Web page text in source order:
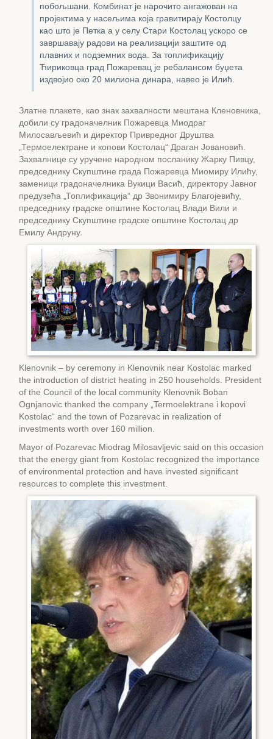
побољшани. Комбинат је нарочито ангажован на
пројектима у насељима која гравитирају Костолцу
као што је Петка а у селу Стари Костолац ускоро се
завршавају радови на реализацији заштите од
плавних и подземних вода. За топлификацију
Ћириковца град Пожаревац је ребалансом буџета
издвојио око 20 милиона динара, навео је Илић.
Златне плакете, као знак захвалности мештана Кленовника,
добили су градоначелник Пожаревца Миодраг
Милосављевић и директор Привредног Друштва
„Термоелектране и копови Костолац“ Драган Јовановић.
Захвалнице су уручене народном посланику Жарку Пивцу,
председнику Скупштине града Пожаревца Миомиру Илићу,
заменици градоначелника Вукици Васић, директору Јавног
предузећа „Топлификација“ др Звонимиру Благојевићу,
председнику градске општине Костолац Влади Вили и
председнику Скупштине градске општине Костолац др
Емилу Андруну.
Klenovnik – by ceremony in Klenovnik near Kostolac marked
the introduction of district heating in 250 households. President
of the Council of the local community Klenovnik Boban
Ognjanovic thanked the company „Termoelektrane i kopovi
Kostolac“ and the town of Pozarevac in realization of
investments worth over 160 million.
Mayor of Pozarevac Miodrag Milosavljevic said on this occasion
that the energy giant from Kostolac recognized the importance
of environmental protection and have invested significant
resources to complete this investment.